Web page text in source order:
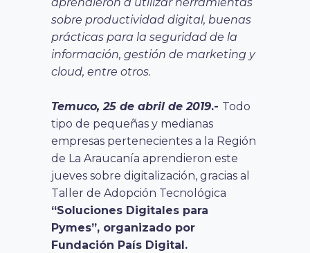
sobre productividad digital, buenas
prácticas para la seguridad de la
información, gestión de marketing y
cloud, entre otros.
Temuco, 25 de abril de 2019.- Todo
tipo de pequeñas y medianas
empresas pertenecientes a la Región
de La Araucanía aprendieron este
jueves sobre digitalización, gracias al
Taller de Adopción Tecnológica
“Soluciones Digitales para
Pymes”, organizado por
Fundación País Digital.